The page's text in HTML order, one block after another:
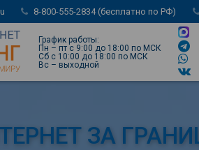
8-800-555-2834 (бесплатно по РФ)
График работы:
Пн – пт с 9:00 до 18:00 по МСК
Сб с 10:00 до 18:00 по МСК
Вс – выходной
ЗА